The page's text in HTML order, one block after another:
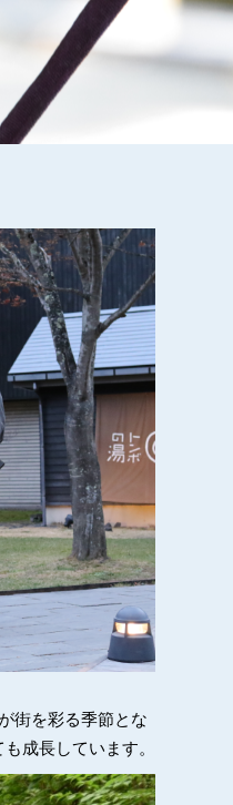
街を彩る季節とな
成長しています。